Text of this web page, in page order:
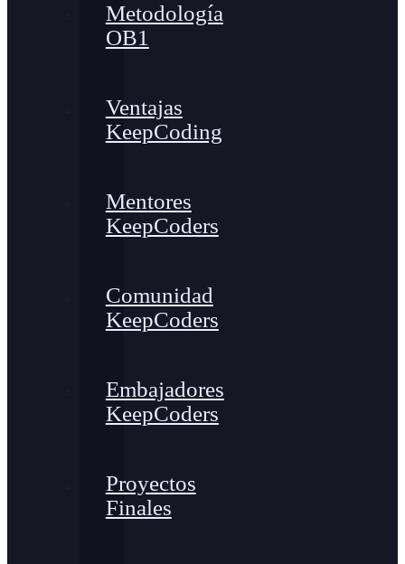
Metodología
OB1
Ventajas
KeepCoding
Mentores
KeepCoders
Comunidad
KeepCoders
Embajadores
KeepCoders
Proyectos
Finales